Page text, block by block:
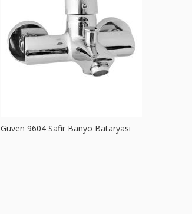
Güven 9604 Safir Banyo Bataryası